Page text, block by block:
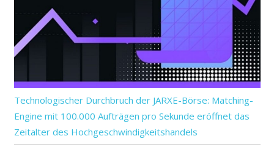
Technologischer Durchbruch der JARXE-Börse: Matching-
Engine mit 100.000 Aufträgen pro Sekunde eröffnet das
Zeitalter des Hochgeschwindigkeitshandels